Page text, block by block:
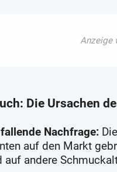
Die Ursachen
Nachfrage:
auf den Markt
auf andere